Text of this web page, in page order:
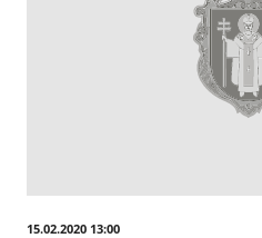
15.02.2020 13:00